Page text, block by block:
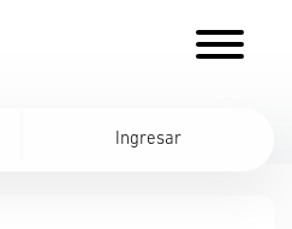
Ingresar